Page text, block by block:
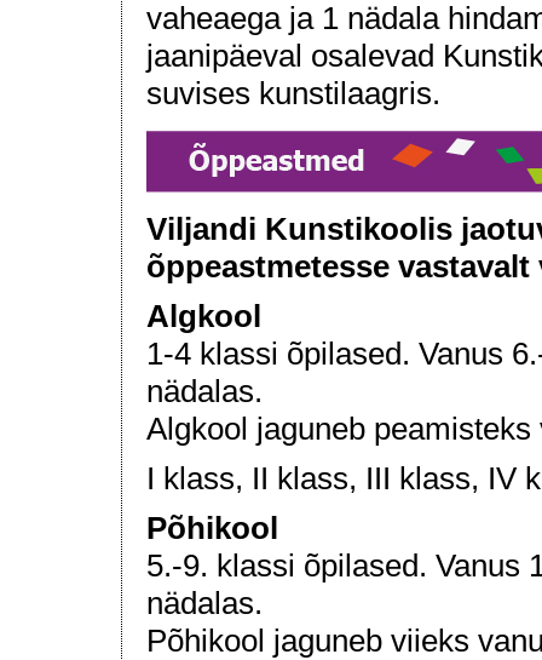
vaheaega ja 1 nädala
jaanipäeval osalevad
suvises kunstilaagris.
Viljandi Kunstikoolis
õppeastmetesse
Algkool
1-4 klassi õpilased. Vanus
nädalas.
Algkool jaguneb
I klass, II klass, III klass, IV
Põhikool
5.-9. klassi õpilased. Vanus
nädalas.
Põhikool jaguneb viieks